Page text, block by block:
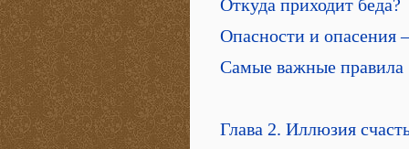
Откуда приходит беда?
Опасности и опасения
Самые важные правила
Глава 2. Иллюзия